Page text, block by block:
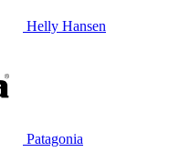
Helly Hansen
Patagonia